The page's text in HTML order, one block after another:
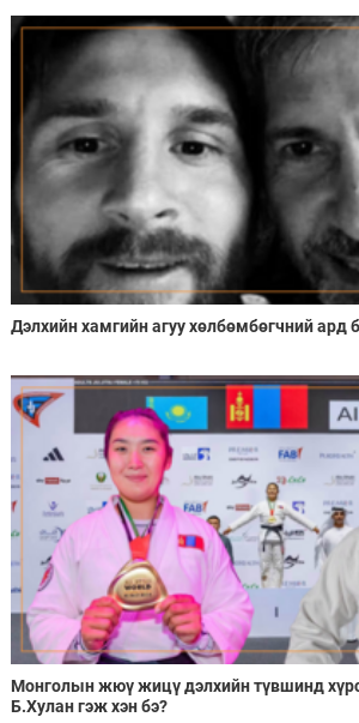
Дэлхийн хамгийн агуу хөлбөмбөгчний ард
Монголын жюү жицү дэлхийн түвшинд
Б.Хулан гэж хэн бэ?